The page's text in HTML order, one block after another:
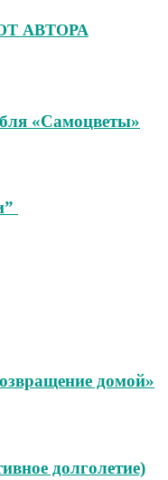
АВТОРА
«Самоцветы»
домой»
долголетие)